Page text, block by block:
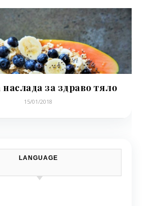
за здраво тяло
15/01/2018
LANGUAGE